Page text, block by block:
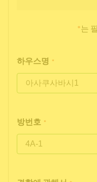
*는
하우스명 *
방번호 *